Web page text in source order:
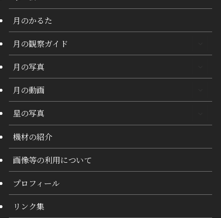
月のかるた
月の観察ガイド
月の写真
月の動画
星の写真
機材の紹介
画像等の利用について
プロフィール
リンク集